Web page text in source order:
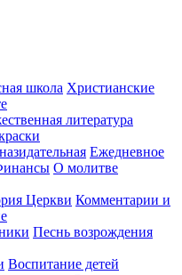
школа Христианские
литература
Ежедневное
О молитве
Церкви Комментарии и
Песнь возрождения
Воспитание детей